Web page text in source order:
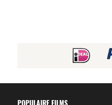
POPULAIRE FILMS